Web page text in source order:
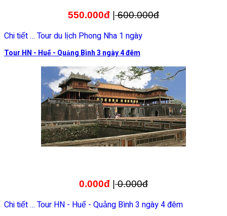
550.000đ |600.000đ
Chi tiết … Tour du lịch Phong Nha 1 ngày
Tour HN - Huế - Quảng Bình 3 ngày 4 đêm
0.000đ 0.000đ
Chi tiết … Tour HN - Huế - Quảng Bình 3 ngày 4 đêm